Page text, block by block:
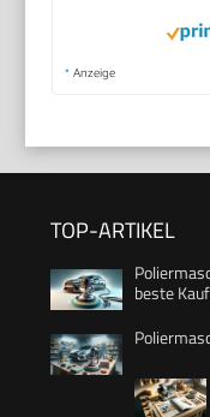
* Anzeige
TOP-ARTIKEL
beste